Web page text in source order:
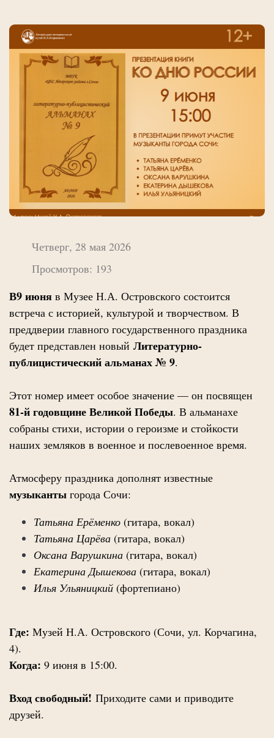
Четверг, 28 мая 2026
Просмотров: 193
В9 июня в Музее Н.А. Островского состоится
встреча с историей, культурой и творчеством. В
преддверии главного государственного праздника
будет представлен новый Литературно-
публицистический альманах № 9.
Этот номер имеет особое значение — он посвящен
81-й годовщине Великой Победы. В альманахе
собраны стихи, истории о героизме и стойкости
наших земляков в военное и послевоенное время.
Атмосферу праздника дополнят известные
музыканты города Сочи:
Татьяна Ерёменко (гитара, вокал)
Татьяна Царёва (гитара, вокал)
Оксана Варушкина (гитара, вокал)
Екатерина Дышекова (гитара, вокал)
Илья Ульяницкий (фортепиано)
Где: Музей Н.А. Островского (Сочи, ул. Корчагина,
4).
Когда: 9 июня в 15:00.
Вход свободный! Приходите сами и приводите
друзей.